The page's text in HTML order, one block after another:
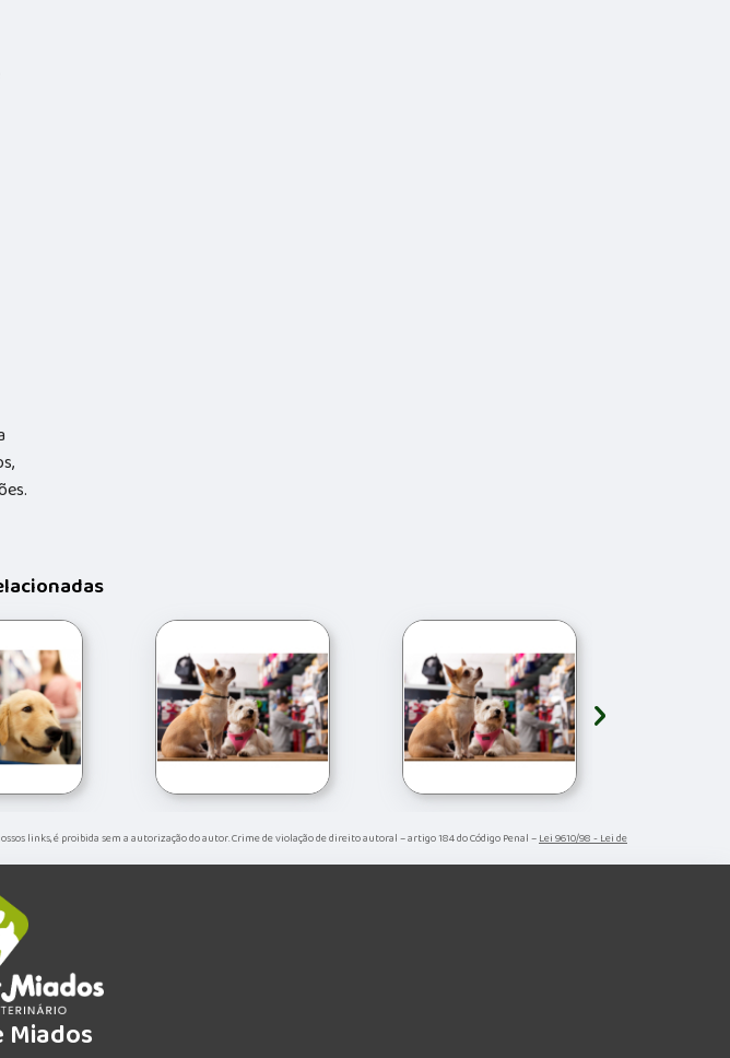
›
links, é proibida sem a autorização do autor. Crime de violação de direito autoral – artigo 184 do Código Penal –Lei 9610/98 - Lei de
Miados